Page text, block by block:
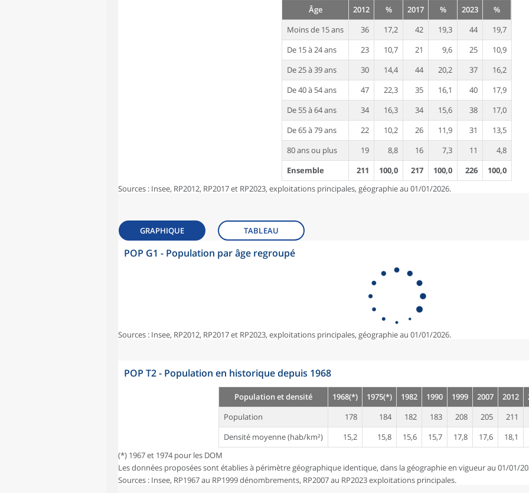
Âge 2012 % 2017 % 2023
%
Moins de 15 ans
36 17,2 42 19,3 44
19,7
De 15 à 24 ans
23 10,7 21 9,6 25
10,9
De 25 à 39 ans
30 14,4 44 20,2 37
16,2
De 40 à 54 ans
47 22,3 35 16,1 40
17,9
De 55 à 64 ans
34 16,3 34 15,6 38
17,0
De 65 à 79 ans
22 10,2 26 11,9 31
13,5
80 ans ou plus
19 8,8 16 7,3 11
4,8
Ensemble
211 100,0 217 100,0 226
100,0
Sources : Insee, RP2012, RP2017 et RP2023, exploitations principales, géographie au 01/01/2026.
GRAPHIQUE TABLEAU
POP G1 - Population par âge regroupé
Sources : Insee, RP2012, RP2017 et RP2023, exploitations principales, géographie au 01/01/2026.
POP T2 - Population en historique depuis 1968
Population et densité 1968(*) 1975(*) 1982 1990 1999 2007 2012
Population
178 184 182 183 208 205
211
Densité moyenne (hab/km²)
15,2 15,8 15,6 15,7 17,8 17,6
18,1
(*) 1967 et 1974 pour les DOM
Les données proposées sont établies à périmètre géographique identique, dans la géographie en vigueur au 01/01/
Sources : Insee, RP1967 au RP1999 dénombrements, RP2007 au RP2023 exploitations principales.